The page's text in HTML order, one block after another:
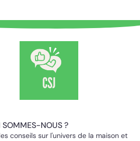
SOMMES-NOUS ?
conseils sur l'univers de la maison et